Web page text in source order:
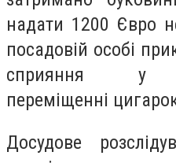
надати 1200 Євро
посадовій особі
сприяння у
переміщенні
Досудове